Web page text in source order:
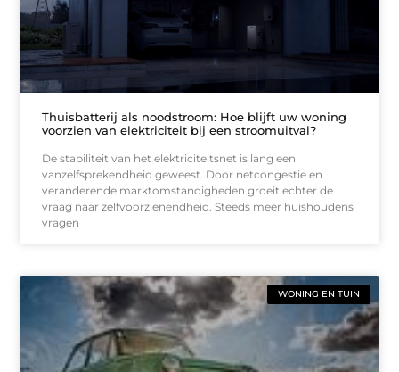
Thuisbatterij als noodstroom: Hoe blijft uw woning
voorzien van elektriciteit bij een stroomuitval?
De stabiliteit van het elektriciteitsnet is lang een
vanzelfsprekendheid geweest. Door netcongestie en
veranderende marktomstandigheden groeit echter de
vraag naar zelfvoorzienendheid. Steeds meer huishoudens
vragen
WONING EN TUIN